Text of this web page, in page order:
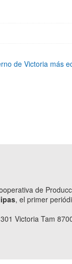
de Victoria más
de
, el primer
Victoria Tam